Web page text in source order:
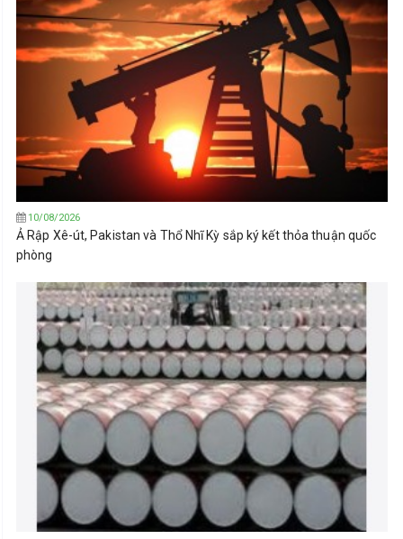
10/08/2026
Ả Rập Xê-út, Pakistan và Thổ Nhĩ Kỳ sắp ký kết thỏa thuận quốc
phòng